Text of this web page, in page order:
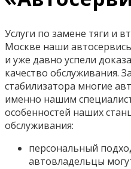
Услуги по замене тяги и
Москве наши
и уже давно успели
качество обслуживания.
стабилизатора многие
именно нашим
особенностей наших
обслуживания:
персональный
автовладельцы